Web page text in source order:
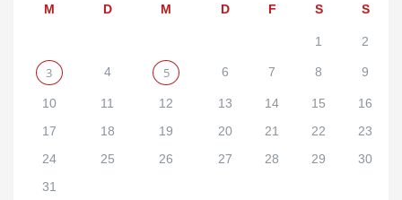
M D M D F S S
1 2
3 4 5 6 7 8 9
10 11 12 13 14 15
16
17
18 19 20 21 22
23
24
25 26 27 28 29
30
31